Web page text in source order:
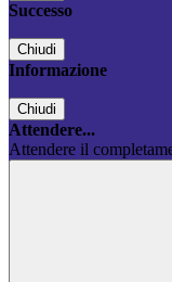
Successo
Chiudi
Informazione
Chiudi
Attendere...
Attendere il